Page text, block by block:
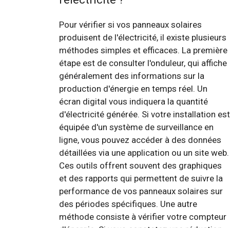
Pour vérifier si vos panneaux solaires
produisent de l'électricité, il existe plusieurs
méthodes simples et efficaces. La première
étape est de consulter l'onduleur, qui affiche
généralement des informations sur la
production d'énergie en temps réel. Un
écran digital vous indiquera la quantité
d'électricité générée. Si votre installation est
équipée d'un système de surveillance en
ligne, vous pouvez accéder à des données
détaillées via une application ou un site web.
Ces outils offrent souvent des graphiques
et des rapports qui permettent de suivre la
performance de vos panneaux solaires sur
des périodes spécifiques. Une autre
méthode consiste à vérifier votre compteur